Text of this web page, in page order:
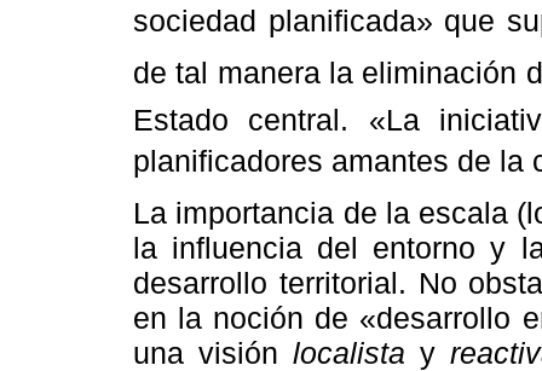
sociedad planificada» que
de tal manera la
Estado central. «La
planificadores amantes de la
La importancia de la escala
la influencia del entorno y
desarrollo territorial. No
en la noción de «desarrollo
una visión localista y